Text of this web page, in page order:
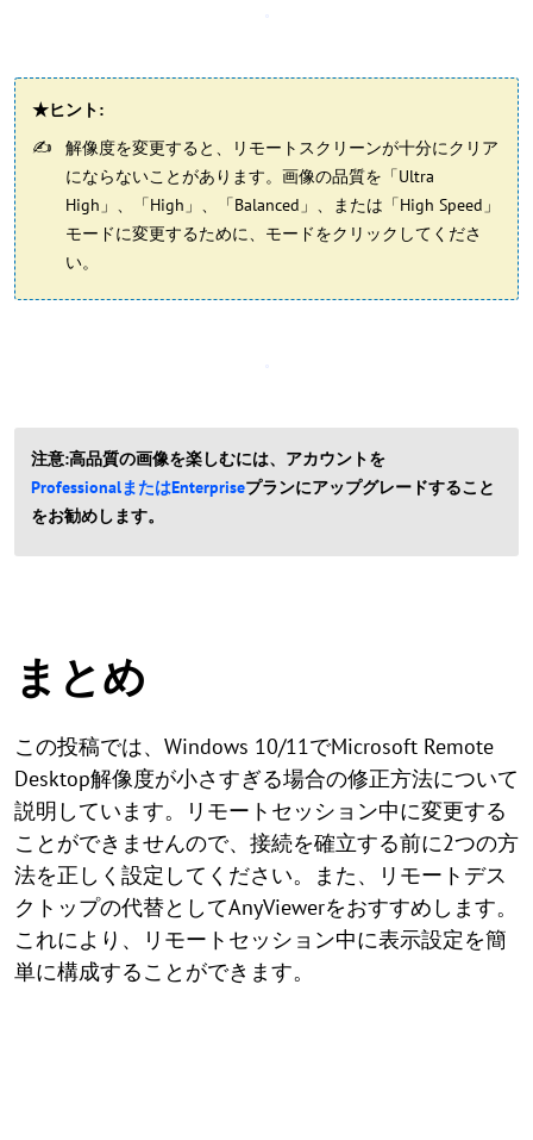
★ヒント:
解像度を変更すると、リモートスクリーンが十分にクリア
にならないことがあります。画像の品質を「Ultra
High」、「High」、「Balanced」、または「High Speed」
モードに変更するために、モードをクリックしてくださ
い。
注意:高品質の画像を楽しむには、アカウントを
ProfessionalまたはEnterpriseプランにアップグレードすること
をお勧めします。
まとめ
この投稿では、Windows 10/11でMicrosoft Remote
Desktop解像度が小さすぎる場合の修正方法について
説明しています。リモートセッション中に変更する
ことができませんので、接続を確立する前に2つの方
法を正しく設定してください。また、リモートデス
クトップの代替としてAnyViewerをおすすめします。
これにより、リモートセッション中に表示設定を簡
単に構成することができます。